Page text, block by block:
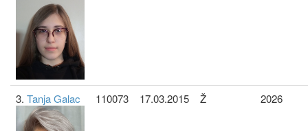
3. Tanja Galac 110073 17.03.2015 Ž 2026